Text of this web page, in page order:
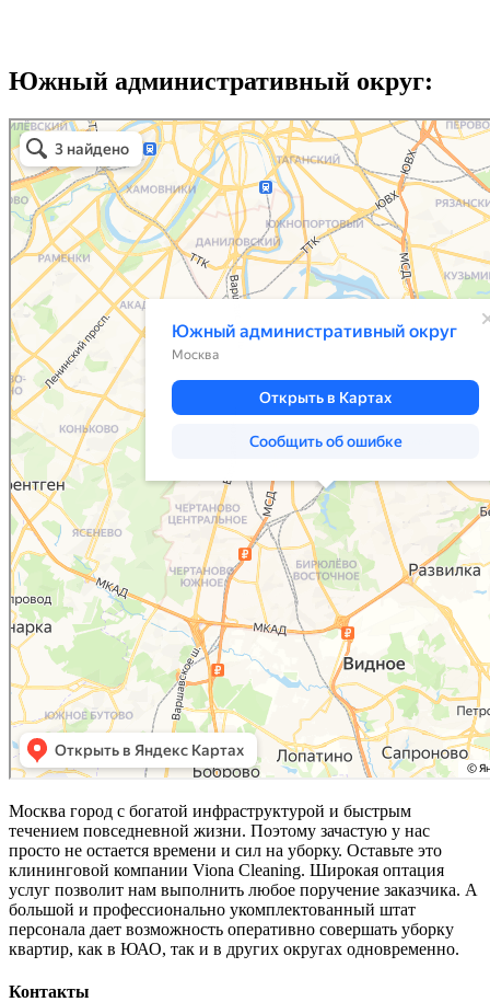
Южный административный округ:
Москва город с богатой инфраструктурой и быстрым
течением повседневной жизни. Поэтому зачастую у нас
просто не остается времени и сил на уборку. Оставьте это
клининговой компании Viona Cleaning. Широкая оптация
услуг позволит нам выполнить любое поручение заказчика. А
большой и профессионально укомплектованный штат
персонала дает возможность оперативно совершать уборку
квартир, как в ЮАО, так и в других округах одновременно.
Контакты